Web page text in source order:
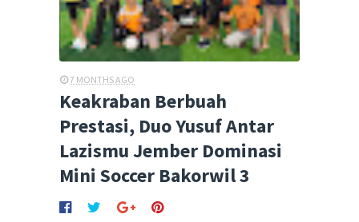
7 MONTHS AGO
Keakraban Berbuah
Prestasi, Duo Yusuf Antar
Lazismu Jember Dominasi
Mini Soccer Bakorwil 3